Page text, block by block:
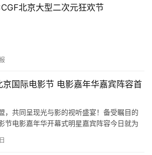
北京大型二次元狂欢节
京国际电影节 电影嘉年华嘉宾阵容首
，共同呈现光与影的视听盛宴！备受瞩目的
节电影嘉年华开幕式明星嘉宾阵容今日就为